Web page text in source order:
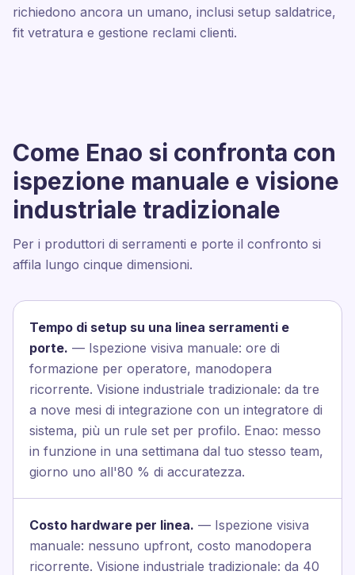
richiedono ancora un umano, inclusi setup saldatrice,
fit vetratura e gestione reclami clienti.
Come Enao si confronta con
ispezione manuale e visione
industriale tradizionale
Per i produttori di serramenti e porte il confronto si
affila lungo cinque dimensioni.
Tempo di setup su una linea serramenti e
porte. — Ispezione visiva manuale: ore di
formazione per operatore, manodopera
ricorrente. Visione industriale tradizionale: da tre
a nove mesi di integrazione con un integratore di
sistema, più un rule set per profilo. Enao: messo
in funzione in una settimana dal tuo stesso team,
giorno uno all'80 % di accuratezza.
Costo hardware per linea. — Ispezione visiva
manuale: nessuno upfront, costo manodopera
ricorrente. Visione industriale tradizionale: da 40